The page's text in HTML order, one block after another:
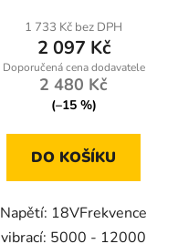
1 733 Kč bez DPH
2 097 Kč
2 480 Kč
(–15 %)
DO KOŠÍKU
Napětí: 18VFrekvence
vibrací: 5000 - 12000